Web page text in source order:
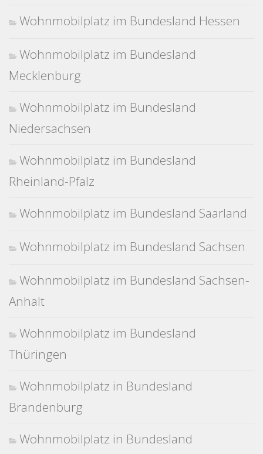
Wohnmobilplatz im Bundesland Hessen
Wohnmobilplatz im Bundesland
Mecklenburg
Wohnmobilplatz im Bundesland
Niedersachsen
Wohnmobilplatz im Bundesland
Rheinland-Pfalz
Wohnmobilplatz im Bundesland Saarland
Wohnmobilplatz im Bundesland Sachsen
Wohnmobilplatz im Bundesland Sachsen-
Anhalt
Wohnmobilplatz im Bundesland
Thüringen
Wohnmobilplatz in Bundesland
Brandenburg
Wohnmobilplatz in Bundesland